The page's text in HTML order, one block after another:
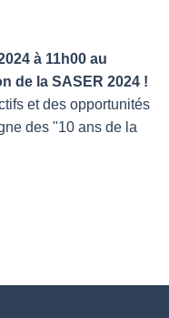
à 11h00 au
de la SASER 2024 !
et des opportunités
des "10 ans de la